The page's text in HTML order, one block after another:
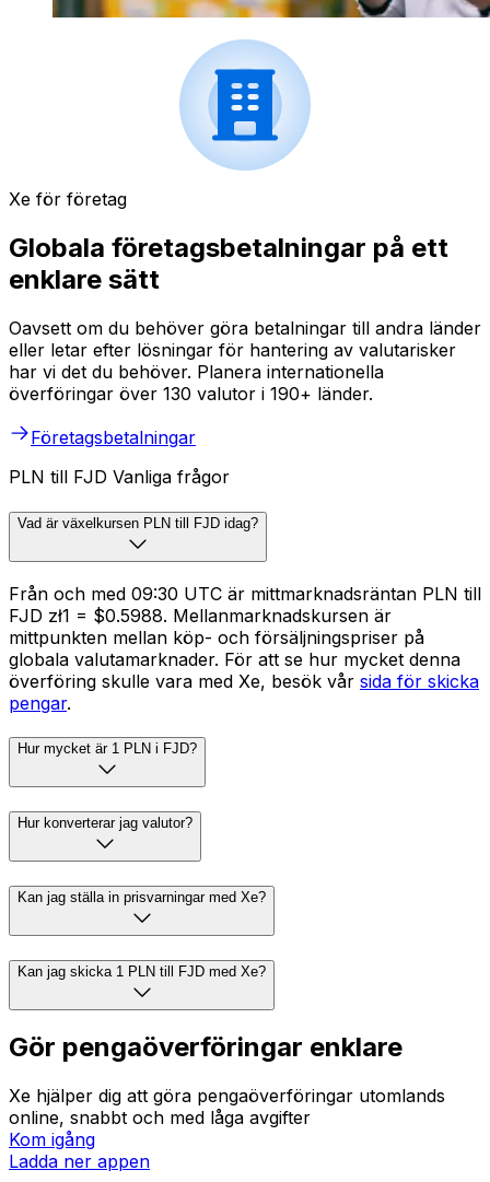
Xe för företag
Globala företagsbetalningar på ett
enklare sätt
Oavsett om du behöver göra betalningar till andra länder
eller letar efter lösningar för hantering av valutarisker
har vi det du behöver. Planera internationella
överföringar över 130 valutor i 190+ länder.
Företagsbetalningar
PLN till FJD Vanliga frågor
Vad är växelkursen PLN till FJD idag?
Från och med 09:30 UTC är mittmarknadsräntan PLN till
FJD zł1 = $0.5988. Mellanmarknadskursen är
mittpunkten mellan köp- och försäljningspriser på
globala valutamarknader. För att se hur mycket denna
överföring skulle vara med Xe, besök vår sida för skicka
pengar.
Hur mycket är 1 PLN i FJD?
Hur konverterar jag valutor?
Kan jag ställa in prisvarningar med Xe?
Kan jag skicka 1 PLN till FJD med Xe?
Gör pengaöverföringar enklare
Xe hjälper dig att göra pengaöverföringar utomlands
online, snabbt och med låga avgifter
Kom igång
Ladda ner appen